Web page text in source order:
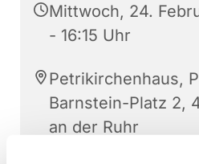
Mittwoch, 24.
- 16:15 Uhr
Petrikirchenhaus,
Barnstein-Platz 2,
an der Ruhr